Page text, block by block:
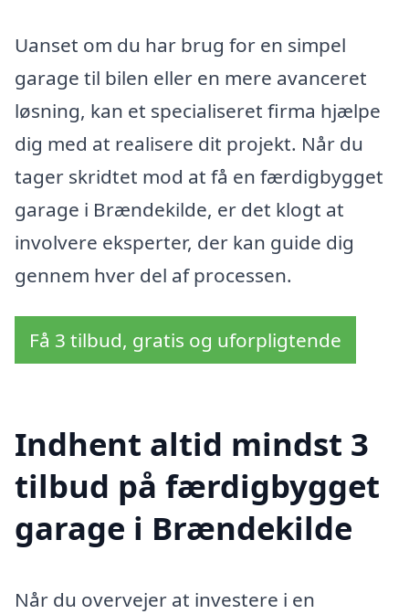
Uanset om du har brug for en simpel
garage til bilen eller en mere avanceret
løsning, kan et specialiseret firma hjælpe
dig med at realisere dit projekt. Når du
tager skridtet mod at få en færdigbygget
garage i Brændekilde, er det klogt at
involvere eksperter, der kan guide dig
gennem hver del af processen.
Få 3 tilbud, gratis og uforpligtende
Indhent altid mindst 3
tilbud på færdigbygget
garage i Brændekilde
Når du overvejer at investere i en